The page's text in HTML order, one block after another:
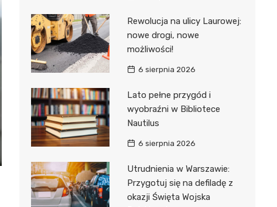
Rewolucja na ulicy Laurowej:
nowe drogi, nowe
możliwości!
6 sierpnia 2026
Lato pełne przygód i
wyobraźni w Bibliotece
Nautilus
6 sierpnia 2026
Utrudnienia w Warszawie:
Przygotuj się na defiladę z
okazji Święta Wojska